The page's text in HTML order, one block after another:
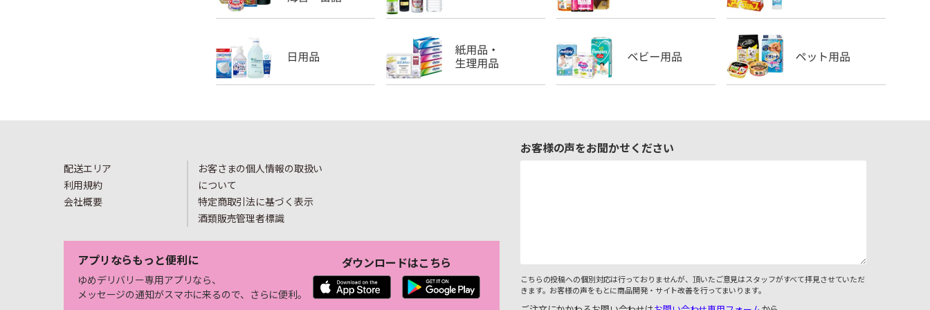
配送エリア
利用規約
会社概要
お客さまの個人情報の取扱い
について
特定商取引法に基づく表示
酒類販売管理者標識
アプリならもっと便利に
ゆめデリバリー専用アプリなら、
メッセージの通知がスマホに来るので、さらに便利。
ダウンロードはこちら
お客様の声をお聞かせください
こちらの投稿への個別対応は行っておりませんが、頂いたご意見はスタッフがすべて拝見させていただ
きます。お客様の声をもとに商品開発・サイト改善を行ってまいります。